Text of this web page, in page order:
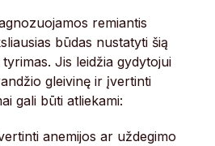
remiantis
būdas nustatyti šią
Jis leidžia gydytojui
gleivinę ir įvertinti
gali būti atliekami:
anemijos ar uždegimo